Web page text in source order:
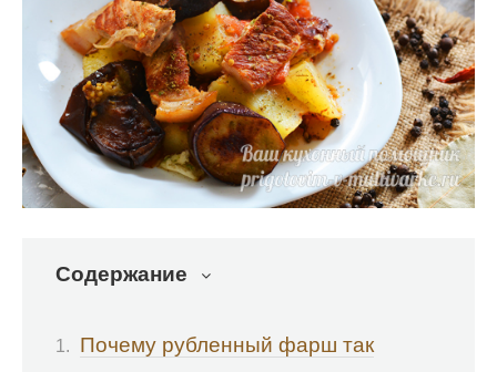
Содержание
Почему рубленный фарш так